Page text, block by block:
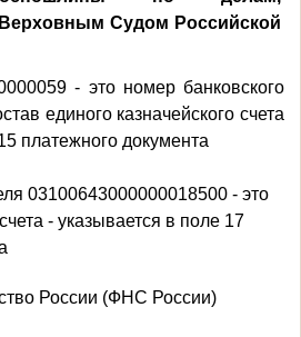
Судом Российской
- это номер банковского
единого казначейского счета
платежного документа
03100643000000018500 - это
- указывается в поле 17
России (ФНС России)